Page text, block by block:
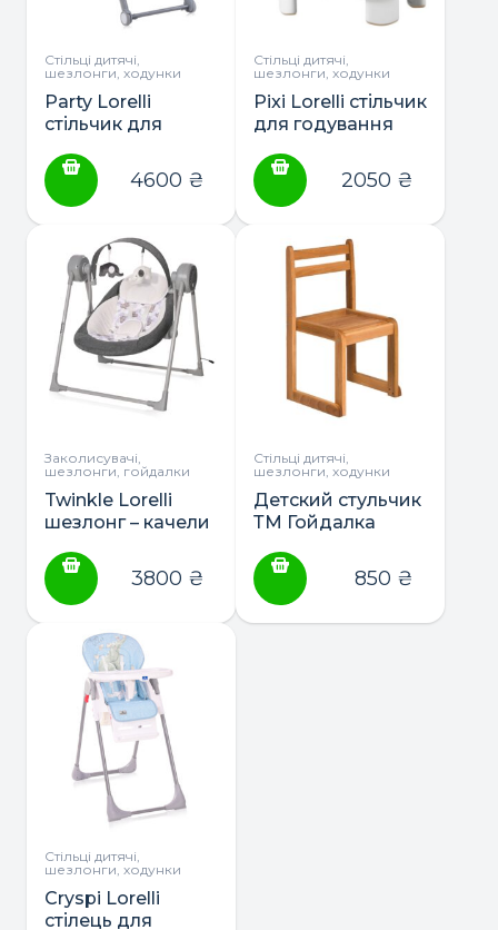
Стільці дитячі,
шезлонги, ходунки
Party Lorelli
стільчик для
4600 ₴
Стільці дитячі,
шезлонги, ходунки
Pixi Lorelli стільчик
для годування
2050 ₴
Заколисувачі,
шезлонги, гойдалки
Twinkle Lorelli
шезлонг – качели
3800 ₴
Стільці дитячі,
шезлонги, ходунки
Детский стульчик
ТМ Гойдалка
850 ₴
Стільці дитячі,
шезлонги, ходунки
Cryspi Lorelli
стілець для